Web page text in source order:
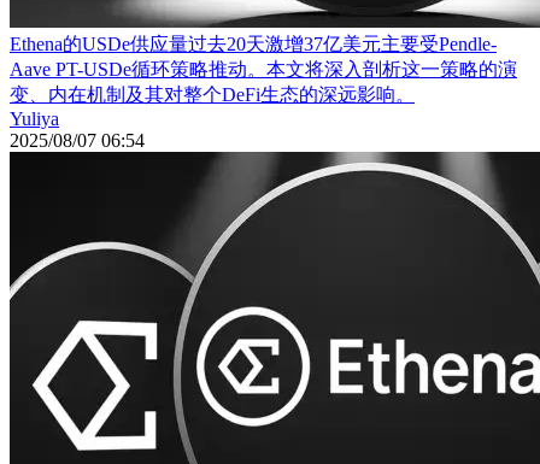
Ethena的USDe供应量过去20天激增37亿美元主要受Pendle-
Aave PT-USDe循环策略推动。本文将深入剖析这一策略的演
变、内在机制及其对整个DeFi生态的深远影响。
Yuliya
2025/08/07 06:54